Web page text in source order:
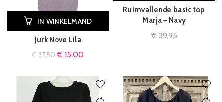
IN WINKELMAND
Jurk Nove Lila
€37,50 € 15,00
Ruimvallende basic top
Marja – Navy
€ 39,95